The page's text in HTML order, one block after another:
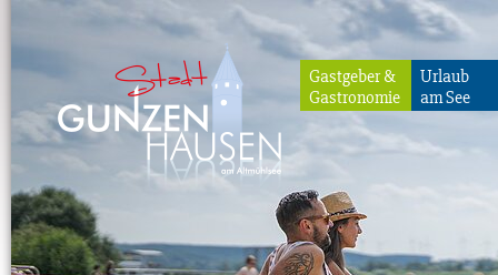
Gunzenhausen
Gastgeber &
Gastronomie
Urlaub
am See